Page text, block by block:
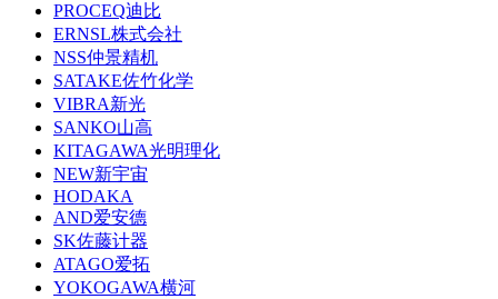
PROCEQ迪比
ERNSL株式会社
NSS仲景精机
SATAKE佐竹化学
VIBRA新光
SANKO山高
KITAGAWA光明理化
NEW新宇宙
HODAKA
AND爱安德
SK佐藤计器
ATAGO爱拓
YOKOGAWA横河